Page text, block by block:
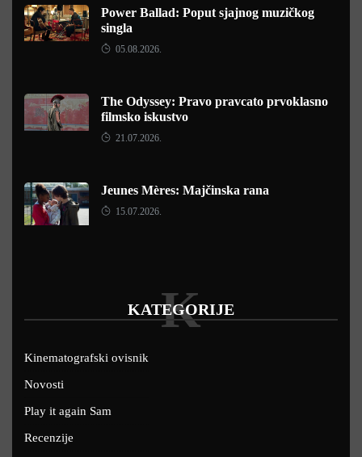
Power Ballad: Poput sjajnog muzičkog
singla
05.08.2026.
The Odyssey: Pravo pravcato prvoklasno
filmsko iskustvo
21.07.2026.
Jeunes Mères: Majčinska rana
15.07.2026.
KATEGORIJE
K
Kinematografski ovisnik
Novosti
Play it again Sam
Recenzije